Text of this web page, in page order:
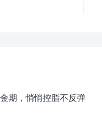
期，悄悄控脂不反弹